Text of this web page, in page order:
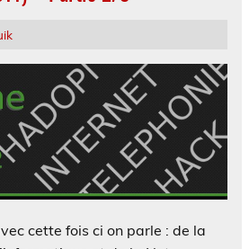
cette fois ci on parle : de la